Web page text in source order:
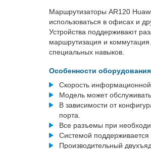
Маршрутизаторы AR120
использоваться в офисах и
Устройства поддерживают
маршрутизация и
специальных навыков.
Особенности оборудования
Скорость
Модель может
В зависимости от
порта.
Все разъемы при
Системой
Производительный